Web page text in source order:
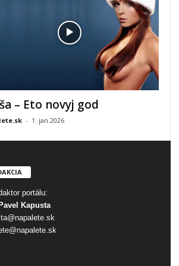
– Eto novyj god
- 1. jan 2026
portálu:
Kapusta